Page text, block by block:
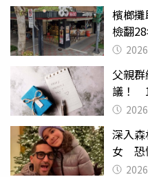
檳榔
檢翻
父親
議！
父親節
深入
女 恐